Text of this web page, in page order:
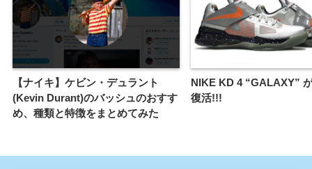
【ナイキ】ケビン・デュラント
(Kevin Durant)のバッシュのおすす
め、種類と特徴をまとめてみた
NIKE KD 4 “GALAXY”
復活!!!